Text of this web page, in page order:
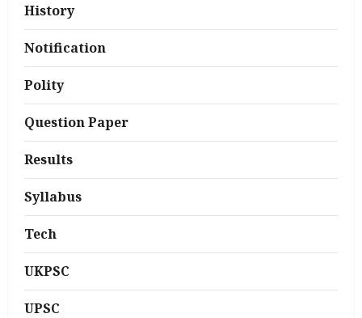
History
Notification
Polity
Question Paper
Results
Syllabus
Tech
UKPSC
UPSC